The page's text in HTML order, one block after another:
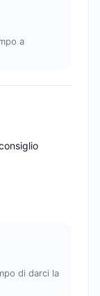
a
di darci la